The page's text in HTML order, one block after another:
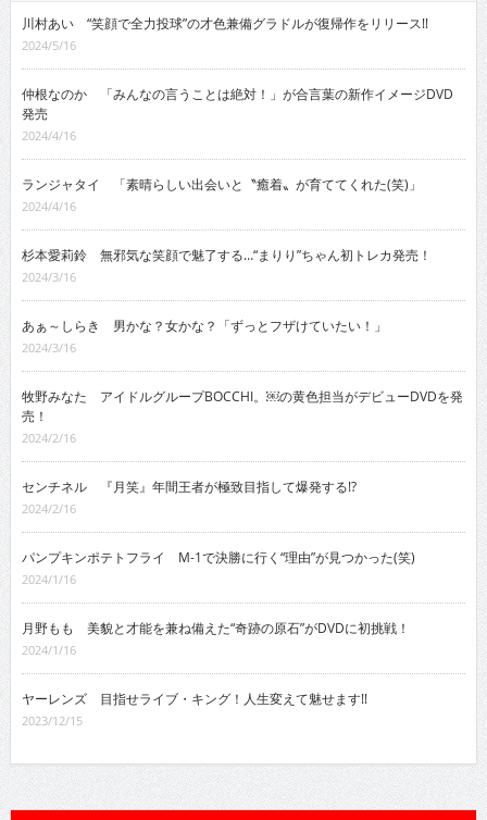
川村あい “笑顔で全力投球”の才色兼備グラドルが復帰作をリリース!!
2024/5/16
仲根なのか 「みんなの言うことは絶対！」が合言葉の新作イメージDVD
発売
2024/4/16
ランジャタイ 「素晴らしい出会いと〝癒着〟が育ててくれた(笑)」
2024/4/16
杉本愛莉鈴 無邪気な笑顔で魅了する…“まりり”ちゃん初トレカ発売！
2024/3/16
あぁ～しらき 男かな？女かな？「ずっとフザけていたい！」
2024/3/16
牧野みなた アイドルグループBOCCHI。￼の黄色担当がデビューDVDを発
売！
2024/2/16
センチネル 『月笑』年間王者が極致目指して爆発する!?
2024/2/16
パンプキンポテトフライ M-1で決勝に行く“理由”が見つかった(笑)
2024/1/16
月野もも 美貌と才能を兼ね備えた“奇跡の原石”がDVDに初挑戦！
2024/1/16
ヤーレンズ 目指せライブ・キング！人生変えて魅せます!!
2023/12/15